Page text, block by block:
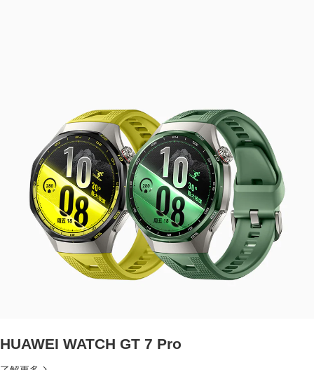
HUAWEI WATCH GT 7 Pro